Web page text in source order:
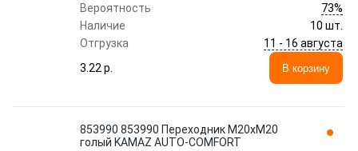
Вероятность
73%
Наличие
10 шт.
Отгрузка
11 - 16 августа
3.22 p.
В корзину
853990 853990 Переходник М20хМ20
голый KAMAZ AUTO-COMFORT